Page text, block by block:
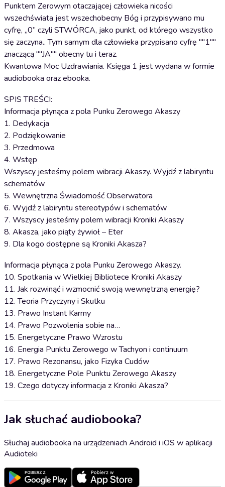
Punktem Zerowym otaczającej człowieka nicości
wszechświata jest wszechobecny Bóg i przypisywano mu
cyfrę, „0” czyli STWÓRCA, jako punkt, od którego wszystko
się zaczyna.. Tym samym dla człowieka przypisano cyfrę ""1""
znaczącą ""JA"" obecny tu i teraz.
Kwantowa Moc Uzdrawiania. Księga 1 jest wydana w formie
audiobooka oraz ebooka.
SPIS TREŚCI:
Informacja płynąca z pola Punku Zerowego Akaszy
1. Dedykacja
2. Podziękowanie
3. Przedmowa
4. Wstęp
Wszyscy jesteśmy polem wibracji Akaszy. Wyjdź z labiryntu
schematów
5. Wewnętrzna Świadomość Obserwatora
6. Wyjdź z labiryntu stereotypów i schematów
7. Wszyscy jesteśmy polem wibracji Kroniki Akaszy
8. Akasza, jako piąty żywioł – Eter
9. Dla kogo dostępne są Kroniki Akasza?
Informacja płynąca z pola Punku Zerowego Akaszy.
10. Spotkania w Wielkiej Bibliotece Kroniki Akaszy
11. Jak rozwinąć i wzmocnić swoją wewnętrzną energię?
12. Teoria Przyczyny i Skutku
13. Prawo Instant Karmy
14. Prawo Pozwolenia sobie na…
15. Energetyczne Prawo Wzrostu
16. Energia Punktu Zerowego w Tachyon i continuum
17. Prawo Rezonansu, jako Fizyka Cudów
18. Energetyczne Pole Punktu Zerowego Akaszy
19. Czego dotyczy informacja z Kroniki Akasza?
Jak słuchać audiobooka?
Słuchaj audiobooka na urządzeniach Android i iOS w aplikacji
Audioteki